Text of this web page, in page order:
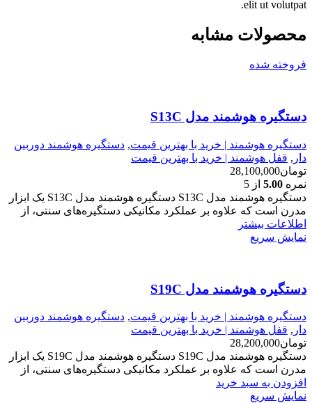
elit ut volutpat.
محصولات مشابه
فروخته شده
دستگیره هوشمند مدل S13C
دستگیره هوشمند | خرید با بهترین قیمت, دستگیره هوشمند دوربین
دار , قفل هوشمند | خرید با بهترین قیمت
تومان28,100,000
نمره 5.00 از 5
دستگیره هوشمند مدل S13C دستگیره هوشمند مدل S13C یک ابزار
مدرن است که علاوه بر عملکرد مکانیکی دستگیره‌های سنتی، از
اطلاعات بیشتر
نمایش سریع
دستگیره هوشمند مدل S19C
دستگیره هوشمند | خرید با بهترین قیمت, دستگیره هوشمند دوربین
دار , قفل هوشمند | خرید با بهترین قیمت
تومان28,200,000
دستگیره هوشمند مدل S19C دستگیره هوشمند مدل S19C یک ابزار
مدرن است که علاوه بر عملکرد مکانیکی دستگیره‌های سنتی، از
افزودن به سبد خرید
نمایش سریع